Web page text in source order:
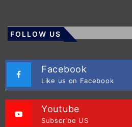
FOLLOW US
Facebook
Like us on Facebook
Youtube
Subscribe US